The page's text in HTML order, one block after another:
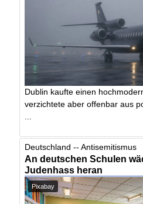
Dublin kaufte einen
verzichtete aber offenbar aus
Deutschland -- Antisemitismus
An deutschen Schulen
Judenhass heran
Pixabay